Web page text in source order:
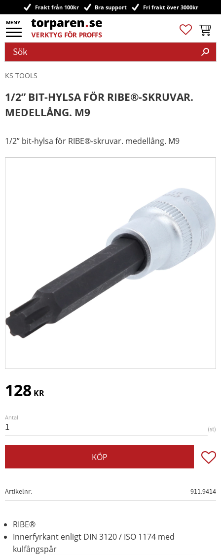
Meny
Frakt från 100kr Bra support Fri frakt över 3000kr
Favoriter
KS TOOLS
1/2” BIT-HYLSA FÖR RIBE®-SKRUVAR.
MEDELLÅNG. M9
1/2” bit-hylsa för RIBE®-skruvar. medellång. M9
128 KR
Antal
st
KÖP
Artikelnr 911.9414
RIBE®
Innerfyrkant enligt DIN 3120 / ISO 1174 med
kulfångspår